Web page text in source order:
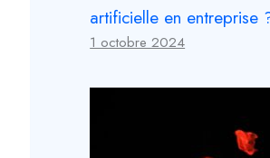
artificielle en entreprise
1 octobre 2024